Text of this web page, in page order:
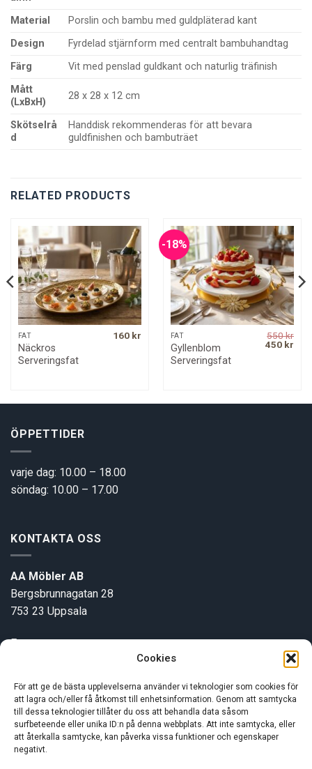
Cookies
För att ge de bästa upplevelserna använder vi teknologier som cookies för
att lagra och/eller få åtkomst till enhetsinformation. Genom att samtycka
till dessa teknologier tillåter du oss att behandla data såsom
surfbeteende eller unika ID:n på denna webbplats. Att inte samtycka, eller
att återkalla samtycke, kan påverka vissa funktioner och egenskaper
negativt.
Material
Porslin och bambu med guldpläterad kant
Design
Fyrdelad stjärnform med centralt bambuhandtag
Färg
Vit med penslad guldkant och naturlig träfinish
Mått
(LxBxH)
28 x 28 x 12 cm
Skötselrå
d
Handdisk rekommenderas för att bevara
guldfinishen och bambuträet
RELATED PRODUCTS
FAT
Näckros
Serveringsfat
160 kr
-18%
FAT
Gyllenblom
Serveringsfat
550kr
Original
450 kr
ÖPPETTIDER
varje dag: 10.00 – 18.00
söndag: 10.00 – 17.00
KONTAKTA OSS
AA Möbler AB
Bergsbrunnagatan 28
753 23 Uppsala
E-post:
INFORMATION
Om oss